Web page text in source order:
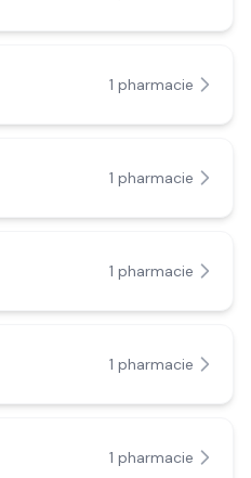
1 pharmacie
1 pharmacie
1 pharmacie
1 pharmacie
1 pharmacie